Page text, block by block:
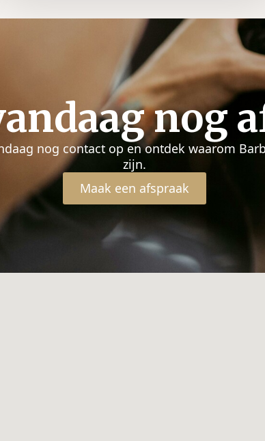
nog
nog contact op en ontdek waarom
zijn.
Maak een afspraak